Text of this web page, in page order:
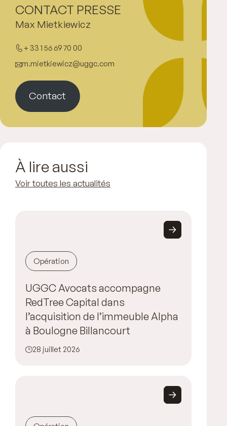
Max Mietkiewicz
+ 33 1 56 69 70 00
m.mietkiewicz@uggc.com
Contact
CONTACT PRESSE
À lire aussi
Voir toutes les actualités
Opération
UGGC Avocats accompagne
RedTree Capital dans
l’acquisition de l’immeuble Alpha
à Boulogne Billancourt
28 juillet 2026